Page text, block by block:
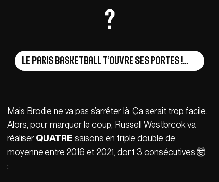
?
Le Paris Basketball t’ouvre ses portes !
Mais Brodie ne va pas s’arrêter là. Ça serait trop facile.
Alors, pour marquer le coup, Russell Westbrook va
réaliserQUATRE saisons en triple double de
moyenne entre 2016 et 2021, dont 3 consécutives 🤯
: